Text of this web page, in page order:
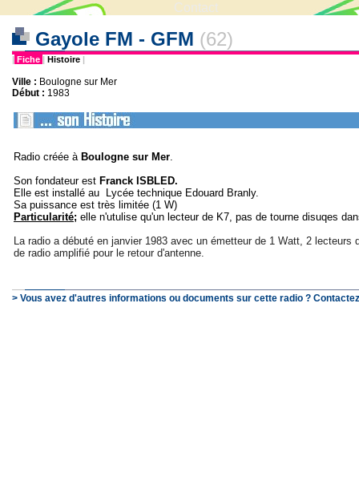
Contact
Gayole FM - GFM (62)
| Fiche | Histoire |
Ville : Boulogne sur Mer
Début : 1983
Radio créée à Boulogne sur Mer.
Son fondateur est Franck ISBLED.
Elle est installé au Lycée technique Edouard Branly.
Sa puissance est très limitée (1 W)
Particularité; elle n'utulise qu'un lecteur de K7, pas de tourne disuqes
La radio a débuté en janvier 1983 avec un émetteur de 1 Watt, 2
de radio amplifié pour le retour d'antenne.
> Vous avez d'autres informations ou documents sur cette radio ?